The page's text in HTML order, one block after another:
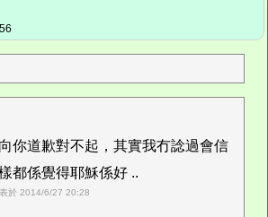
你道歉對不起，其實我冇諗過會信
都係覺得耶穌係好 ..
於 2014/6/27 20:28